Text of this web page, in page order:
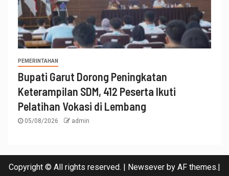
PEMERINTAHAN
Bupati Garut Dorong Peningkatan
Keterampilan SDM, 412 Peserta Ikuti
Pelatihan Vokasi di Lembang
05/08/2026 admin
Copyright © All rights reserved. Newsever by AF themes.|